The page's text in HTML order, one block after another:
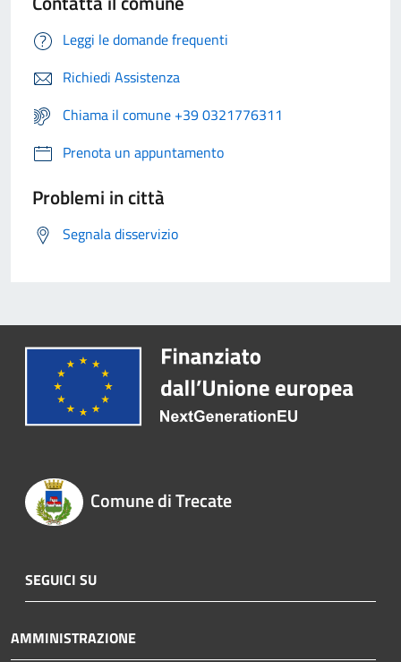
Leggi le domande frequenti
Richiedi Assistenza
Chiama il comune +39 0321776311
Prenota un appuntamento
Problemi in città
Segnala disservizio
Comune di Trecate
SEGUICI SU
AMMINISTRAZIONE